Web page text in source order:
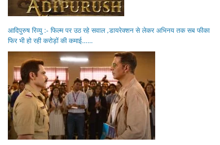
आदिपुरुष रिव्यु :- फिल्म पर उठ रहे सवाल ,डायरेक्शन से लेकर अभिनय तक सब फीका
फिर भी हो रही करोड़ों की कमाई……